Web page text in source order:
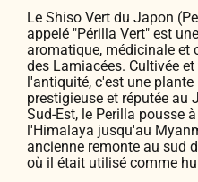
Le Shiso Vert du Japon
appelé "Périlla Vert" est
aromatique, médicinale et
des Lamiacées. Cultivée
l'antiquité, c'est une
prestigieuse et réputée au
Sud-Est, le Perilla pousse
l'Himalaya jusqu'au
ancienne remonte au sud
où il était utilisé comme